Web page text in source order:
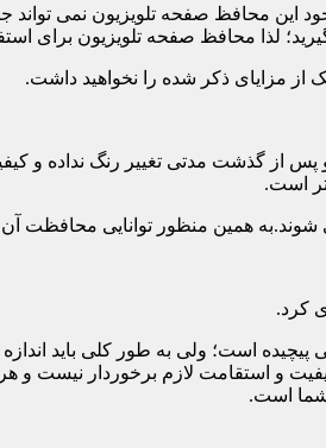
این محافظ صفحه تلویزیون نمی
لذا محافظ صفحه تلویزیون برای
مزایای ذکر شده را نخواهید داشت.
گذشت مدتی تغییر رنگ نداده و
همین منظور توانایی محافظت
کرد.
گلس ها کمی پیچیده است؛ ولی به طور
کیفیت و استقامت لازم برخوردار
شما است.